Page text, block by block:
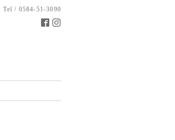
Tel / 0584-51-3090